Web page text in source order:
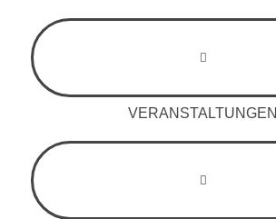
VERANSTALTUNGEN